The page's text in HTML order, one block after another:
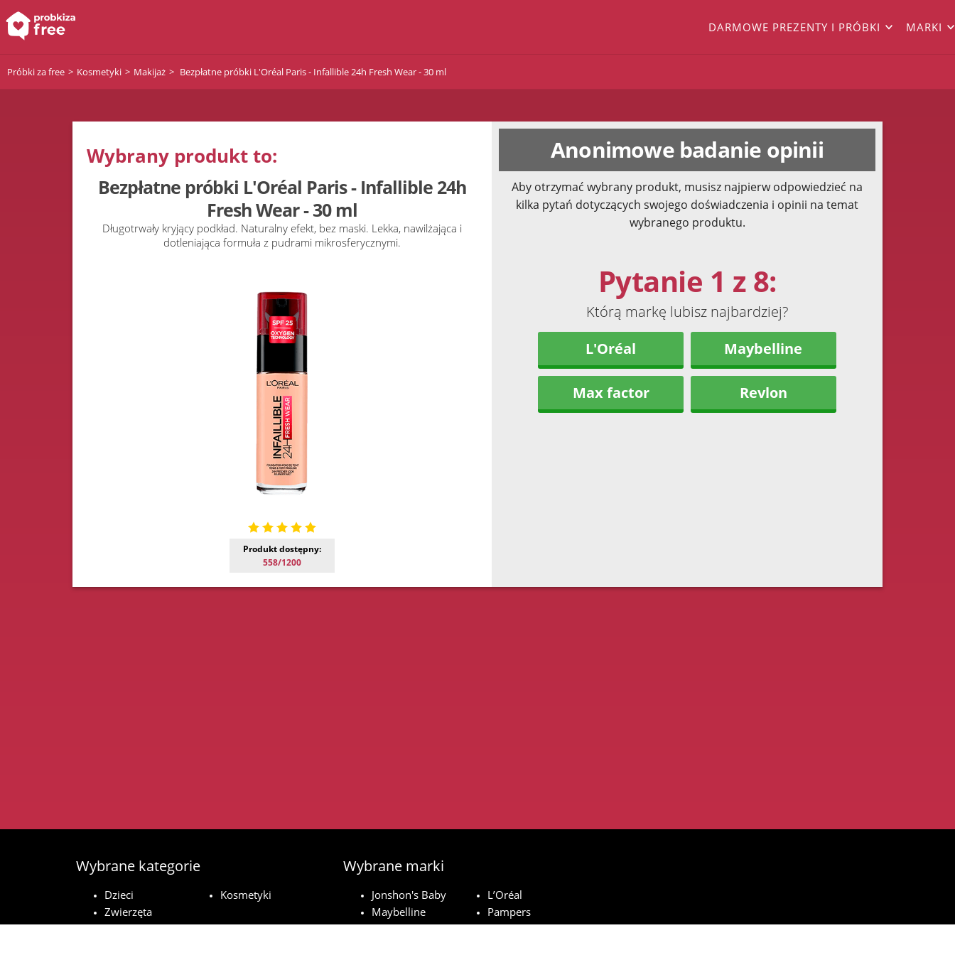
DARMOWE PREZENTY I PRÓBKI MARKI
Próbki za free Kosmetyki Makijaż Bezpłatne próbki L'Oréal Paris - Infallible 24h Fresh Wear - 30 ml
Wybrany produkt to:
Bezpłatne próbki L'Oréal Paris - Infallible 24h
Fresh Wear - 30 ml
Długotrwały kryjący podkład. Naturalny efekt, bez maski. Lekka, nawilżająca i
dotleniająca formuła z pudrami mikrosferycznymi.
Produkt dostępny:
558/1200
Anonimowe badanie opinii
Aby otrzymać wybrany produkt, musisz najpierw odpowiedzieć na
kilka pytań dotyczących swojego doświadczenia i opinii na temat
wybranego produktu.
Pytanie 1 z 8:
Którą markę lubisz najbardziej?
L'Oréal
Maybelline
Max factor Revlon
Wybrane kategorie
Dzieci
Kosmetyki
Zwierzęta
domowe
Wybrane marki
Jonshon's Baby
L’Oréal
Maybelline
Pampers
Royal Canin